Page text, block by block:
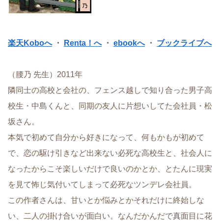
楽天Koboへ・ Renta！へ・ ebookへ・ ブックライブへ
（腰乃 先生）2011年
隣同士の高校と会社の、フェンス越しで知り合った男子高
校生・中島くんと、同期の友人に片想いしてた会社員・松
坂さん。
本気で初めて自分から好きになって、何もかもが初めて
で、恋の駆け引きなど出来ない必死な高校生と、社会人に
なったからこそ楽しいだけで良いのかとか、とたんに現実
を見て怖じ気付いてしまって必死なツンデレ会社員。
この作者さんは、甘いとか悩みとかそれだけに終始しな
い、二人の掛け合いが面白い。なんだかんだで真面目に花